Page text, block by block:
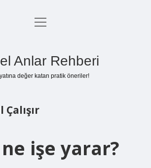
Anasayfa
menüyü
Anlar Rehberi
değer katan pratik öneriler!
işe yarar?